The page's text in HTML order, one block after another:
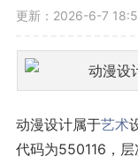
更新：2026-6-7
动漫设计属于艺术
代码为550116，